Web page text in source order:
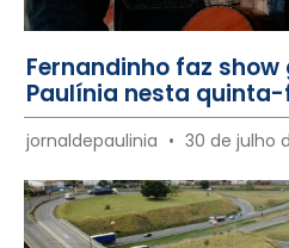
Fernandinho faz
Paulínia nesta
jornaldepaulinia 30 de julho